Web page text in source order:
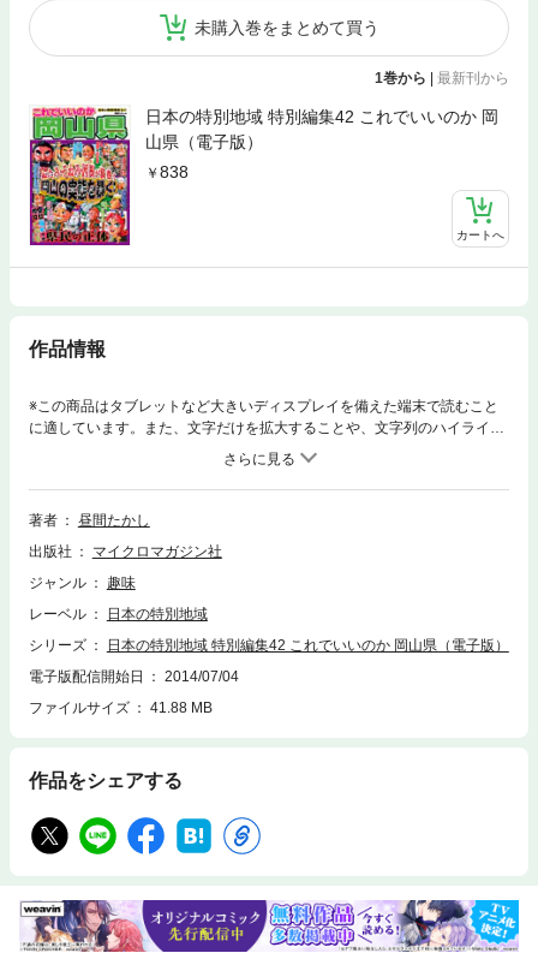
未購入巻をまとめて買う
1巻から | 最新刊から
日本の特別地域 特別編集42 これでいいのか 岡
山県（電子版）
838
カートへ
作品情報
※この商品はタブレットなど大きいディスプレイを備えた端末で読むこと
に適しています。また、文字だけを拡大することや、文字列のハイライ
ト、検索、辞書の参照、引用などの機能が使用できません。岡山に生まれ
た筆者だが、18の歳に青雲の志を持って東京に旅立ってから幾星霜（いく
せいそう）。気がついたら、東京で暮らした時間のほうが長くなってしま
った。しかし、未だに東京で暮らしていて、我慢できないことが山のよう
魚が、あまり手に入らないこと（岡山の人ならば「地のもの」であるかど
うかを気にするだろうが、東京人にその感覚は存在しないこともビックリ
きや、豚骨ブームになり……どこでも一定のスタンダードが決まっている
岡山のラーメンのほうが奇妙なのかと思ってしまうほど。食文化以上に相
て」語り笑いモノにするのが当たり前だと思っていたのだが、そんなこと
をするのは、岡山県民だけらしい。……十数年を東京で過ごして、筆者は
の、どういった分野でも日本の上位に位置する県だと思っていた。そもそ
も、中国地方であるという意識は希薄で、あくまで自分たちは関西文化
圏。そして、山陰、四国地方はおろか中国地方の覇者・広島県に対しても
絶対的優位な地位にあるのだと。ところが、東京で聞く岡山県の印象とい
えば「ああ、三十人殺しの……」とか、いわれる始末。食べ物は豊富で、
れているし、文化レベルも昔から高い。本書は岡山の暗黒面をぶっ叩きつ
つ、真の底力を示すべくに編まれた岡山県のスゴさが、よく分かる一冊に
なっているつもりだ。
著者
昼間たかし
出版社
マイクロマガジン社
ジャンル
趣味
レーベル
日本の特別地域
シリーズ
日本の特別地域 特別編集42 これでいいのか 岡山県（電子版）
電子版配信開始日
2014/07/04
ファイルサイズ
41.88 MB
作品をシェアする